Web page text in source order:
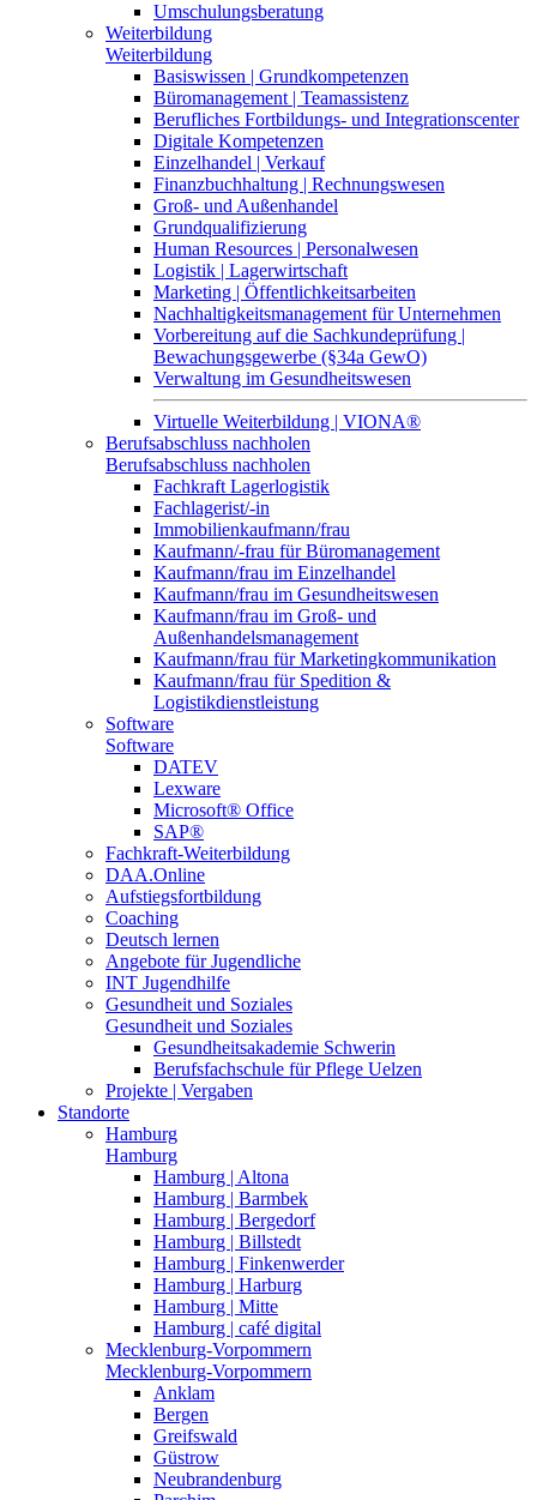
Umschulungsberatung
Weiterbildung
Weiterbildung
Basiswissen | Grundkompetenzen
Büromanagement | Teamassistenz
Berufliches Fortbildungs- und Integrationscenter
Digitale Kompetenzen
Einzelhandel | Verkauf
Finanzbuchhaltung | Rechnungswesen
Groß- und Außenhandel
Grundqualifizierung
Human Resources | Personalwesen
Logistik | Lagerwirtschaft
Marketing | Öffentlichkeitsarbeiten
Nachhaltigkeitsmanagement für Unternehmen
Vorbereitung auf die Sachkundeprüfung |
Bewachungsgewerbe (§34a GewO)
Verwaltung im Gesundheitswesen
Virtuelle Weiterbildung | VIONA®
Berufsabschluss nachholen
Berufsabschluss nachholen
Fachkraft Lagerlogistik
Fachlagerist/-in
Immobilienkaufmann/frau
Kaufmann/-frau für Büromanagement
Kaufmann/frau im Einzelhandel
Kaufmann/frau im Gesundheitswesen
Kaufmann/frau im Groß- und
Außenhandelsmanagement
Kaufmann/frau für Marketingkommunikation
Kaufmann/frau für Spedition &
Logistikdienstleistung
Software
Software
DATEV
Lexware
Microsoft® Office
SAP®
Fachkraft-Weiterbildung
DAA.Online
Aufstiegsfortbildung
Coaching
Deutsch lernen
Angebote für Jugendliche
INT Jugendhilfe
Gesundheit und Soziales
Gesundheit und Soziales
Gesundheitsakademie Schwerin
Berufsfachschule für Pflege Uelzen
Projekte | Vergaben
Standorte
Hamburg
Hamburg
Hamburg | Altona
Hamburg | Barmbek
Hamburg | Bergedorf
Hamburg | Billstedt
Hamburg | Finkenwerder
Hamburg | Harburg
Hamburg | Mitte
Hamburg | café digital
Mecklenburg-Vorpommern
Mecklenburg-Vorpommern
Anklam
Bergen
Greifswald
Güstrow
Neubrandenburg